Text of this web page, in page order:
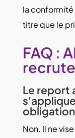
la conformité
titre que le
FAQ :
Le report
Non. Il ne